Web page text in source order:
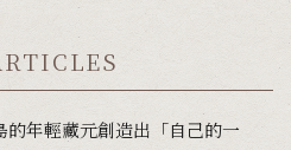
的年輕藏元創造出「自己的一